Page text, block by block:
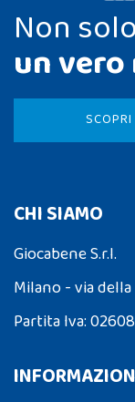
Non
un
CHI SIAMO
Giocabene S.r.l.
Milano - via
Partita Iva: